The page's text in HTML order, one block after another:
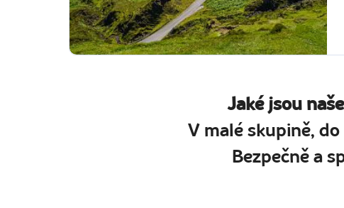
Jaké jsou
V malé skupině,
Bezpečně a